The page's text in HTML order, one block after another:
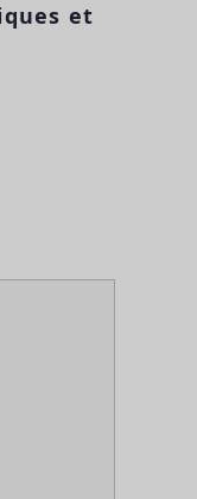
et